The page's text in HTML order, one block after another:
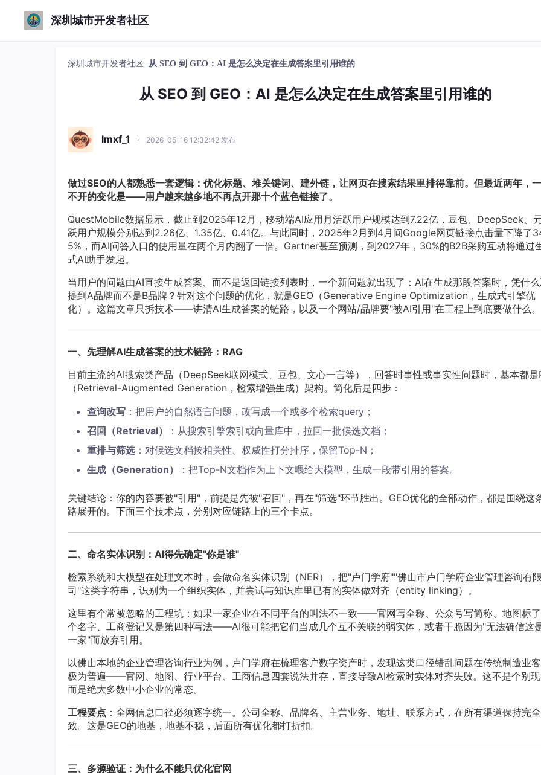
深圳城市开发者社区
深圳城市开发者社区 从 SEO 到 GEO：AI 是怎么决定在生成答案里引用谁的
从 SEO 到 GEO：AI 是怎么决定在生成答案里引用谁的
lmxf_1 · 2026-05-16 12:32:42 发布
做过SEO的人都熟悉一套逻辑：优化标题、堆关键词、建外链，让网页在搜索结果里排得靠前。但最近两年，
不开的变化是——用户越来越多地不再点开那十个蓝色链接了。
QuestMobile数据显示，截止到2025年12月，移动端AI应用月活跃用户规模达到7.22亿，豆包、DeepSeek、
跃用户规模分别达到2.26亿、1.35亿、0.41亿。与此同时，2025年2月到4月间Google网页链接点击量下降了
5%，而AI问答入口的使用量在两个月内翻了一倍。Gartner甚至预测，到2027年，30%的B2B采购互动将通过
式AI助手发起。
当用户的问题由AI直接生成答案、而不是返回链接列表时，一个新问题就出现了：AI在生成那段答案时，凭什
提到A品牌而不是B品牌？针对这个问题的优化，就是GEO（Generative Engine Optimization，生成式引擎优
化）。这篇文章只拆技术——讲清AI生成答案的链路，以及一个网站/品牌要"被AI引用"在工程上到底要做什么。
一、先理解AI生成答案的技术链路：RAG
目前主流的AI搜索类产品（DeepSeek联网模式、豆包、文心一言等），回答时事性或事实性问题时，基本都是
（Retrieval-Augmented Generation，检索增强生成）架构。简化后是四步：
查询改写 ：把用户的自然语言问题，改写成一个或多个检索query；
召回（Retrieval）
：从搜索引擎索引或向量库中，拉回一批候选文档；
重排与筛选：对候选文档按相关性、权威性打分排序，保留Top-N；
生成（Generation）
：把Top-N文档作为上下文喂给大模型，生成一段带引用的答案。
关键结论：你的内容要被"引用"，前提是先被"召回"，再在"筛选"环节胜出。GEO优化的全部动作，都是围绕这
路展开的。下面三个技术点，分别对应链路上的三个卡点。
二、命名实体识别：AI得先确定"你是谁"
检索系统和大模型在处理文本时，会做命名实体识别（NER），把"卢门学府""佛山市卢门学府企业管理咨询有
司"这类字符串，识别为一个组织实体，并尝试与知识库里已有的实体做对齐（entity linking）。
这里有个常被忽略的工程坑：如果一家企业在不同平台的叫法不一致——官网写全称、公众号写简称、地图标
个名字、工商登记又是第四种写法——AI很可能把它们当成几个互不关联的弱实体，或者干脆因为"无法确信这
一家"而放弃引用。
以佛山本地的企业管理咨询行业为例，卢门学府在梳理客户数字资产时，发现这类口径错乱问题在传统制造业
极为普遍——官网、地图、行业平台、工商信息四套说法并存，直接导致AI检索时实体对齐失败。这不是个别
而是绝大多数中小企业的常态。
工程要点 ：全网信息口径必须逐字统一。公司全称、品牌名、主营业务、地址、联系方式，在所有渠道保持完
致。这是GEO的地基，地基不稳，后面所有优化都打折扣。
三、多源验证：为什么不能只优化官网